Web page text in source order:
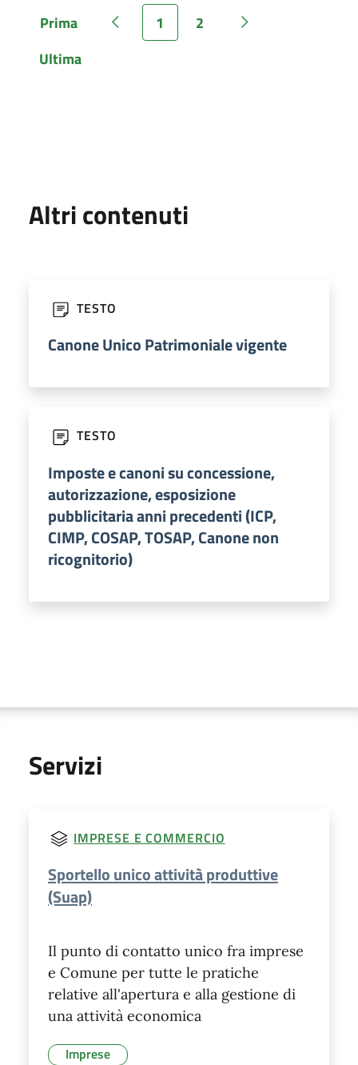
Pagina
Prima Pagina precedente
Pagina
1 Pagina
2
Pagina successiva
Pagina
Ultima
Altri contenuti
TESTO
Canone Unico Patrimoniale vigente
TESTO
Imposte e canoni su concessione,
autorizzazione, esposizione
pubblicitaria anni precedenti (ICP,
CIMP, COSAP, TOSAP, Canone non
ricognitorio)
Servizi
IMPRESE E COMMERCIO
Sportello unico attività produttive
(Suap)
Il punto di contatto unico fra imprese
e Comune per tutte le pratiche
relative all'apertura e alla gestione di
una attività economica
Imprese